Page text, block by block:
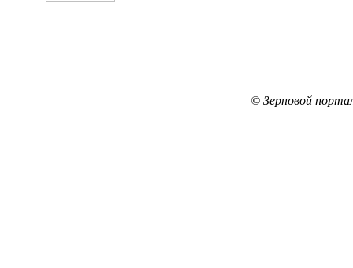
© Зерновой